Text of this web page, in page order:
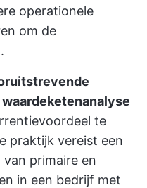
operationele
om de
te
praktijk vereist een
primaire en
in een bedrijf met